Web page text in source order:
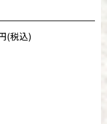
(税込)